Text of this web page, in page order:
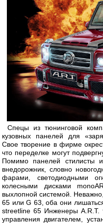
Спецы из тюнинговой
кузовных панелей для
Свое творение в фирме
что переделке могут
Помимо панелей стилисты
внедорожник, словно
фарами, светодиодными
колесными дисками
выхлопной системой.
65 или G 63, оба они
streetline 65 Инженеры A.R.T.
управления двигателем,